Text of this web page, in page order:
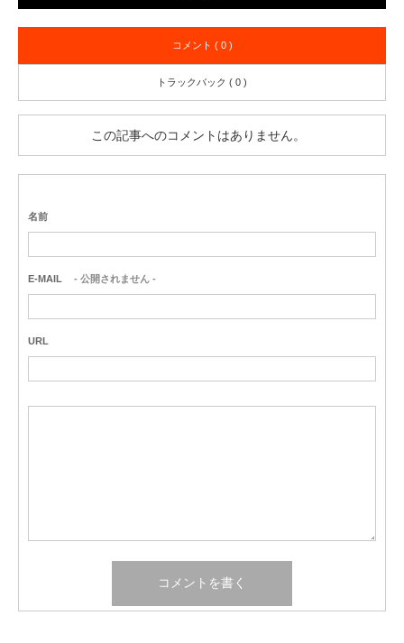
コメント ( 0 )
トラックバック ( 0 )
この記事へのコメントはありません。
名前
E-MAIL - 公開されません -
URL